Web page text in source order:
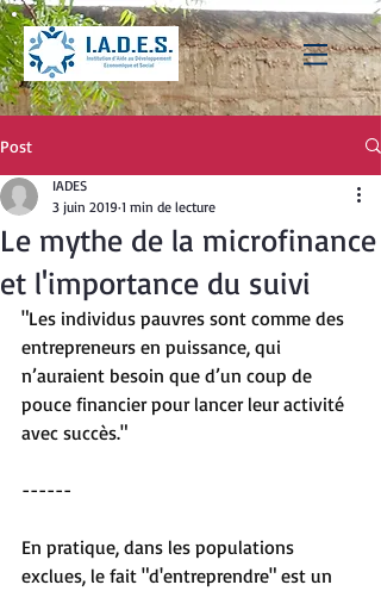
Post
Le mythe de la microfinance
et l'importance du suivi
IADES
3 juin 2019 1 min de lecture
"Les individus pauvres sont comme des
entrepreneurs en puissance, qui
n’auraient besoin que d’un coup de
pouce financier pour lancer leur activité
avec succès."
------
En pratique, dans les populations
exclues, le fait "d'entreprendre" est un